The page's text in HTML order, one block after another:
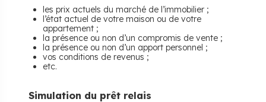
les prix actuels du marché de l’immobilier ;
l’état actuel de votre maison ou de votre
appartement ;
la présence ou non d’un compromis de vente ;
la présence ou non d’un apport personnel ;
vos conditions de revenus ;
etc.
Simulation du prêt relais